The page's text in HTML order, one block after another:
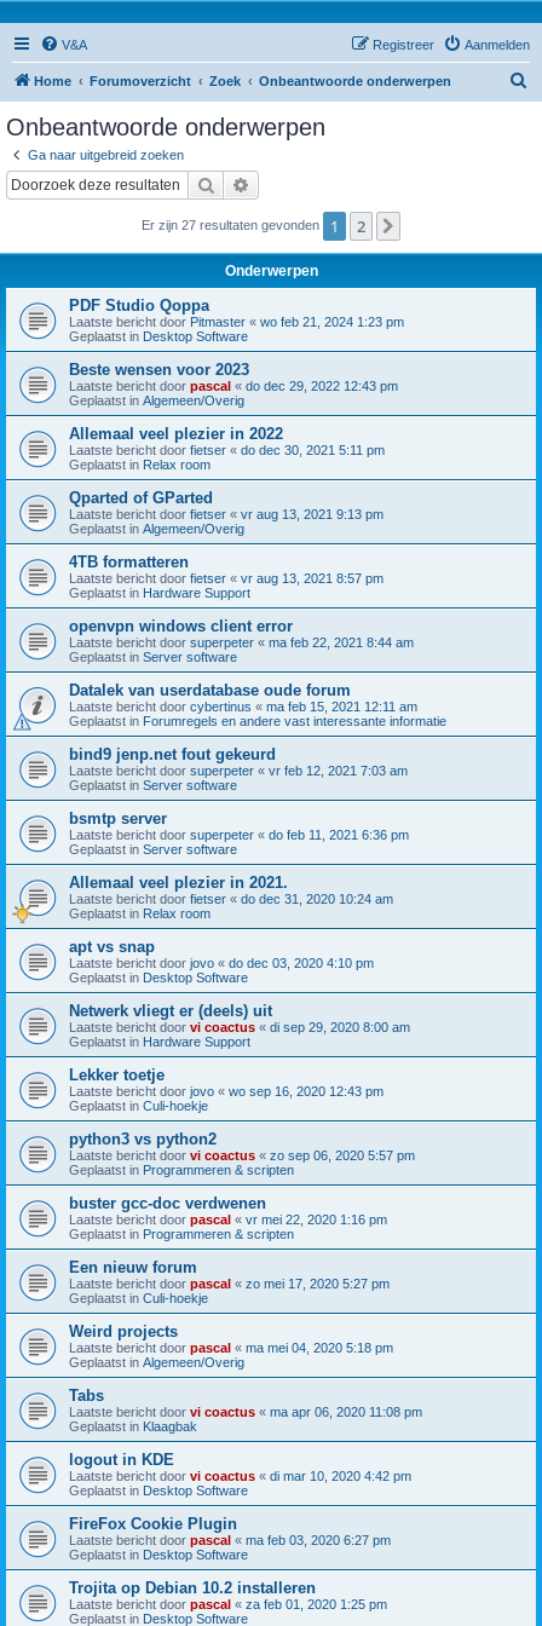
V&A Aanmelden
Registreer
Home Forumoverzicht Zoek Onbeantwoorde onderwerpen
Onbeantwoorde onderwerpen
Ga naar uitgebreid zoeken
Zoek
Er zijn 27 resultaten gevonden 1 2
Onderwerpen
PDF Studio Qoppa
Laatste bericht door Pitmaster « wo feb 21, 2024 1:23 pm
Geplaatst in Desktop Software
Beste wensen voor 2023
Laatste bericht door pascal « do dec 29, 2022 12:43 pm
Geplaatst in Algemeen/Overig
Allemaal veel plezier in 2022
Laatste bericht door fietser « do dec 30, 2021 5:11 pm
Geplaatst in Relax room
Qparted of GParted
Laatste bericht door fietser « vr aug 13, 2021 9:13 pm
Geplaatst in Algemeen/Overig
4TB formatteren
Laatste bericht door fietser « vr aug 13, 2021 8:57 pm
Geplaatst in Hardware Support
openvpn windows client error
Laatste bericht door superpeter « ma feb 22, 2021 8:44 am
Geplaatst in Server software
Datalek van userdatabase oude forum
Laatste bericht door cybertinus « ma feb 15, 2021 12:11 am
Geplaatst in Forumregels en andere vast interessante informatie
bind9 jenp.net fout gekeurd
Laatste bericht door superpeter « vr feb 12, 2021 7:03 am
Geplaatst in Server software
bsmtp server
Laatste bericht door superpeter « do feb 11, 2021 6:36 pm
Geplaatst in Server software
Allemaal veel plezier in 2021.
Laatste bericht door fietser « do dec 31, 2020 10:24 am
Geplaatst in Relax room
apt vs snap
Laatste bericht door jovo « do dec 03, 2020 4:10 pm
Geplaatst in Desktop Software
Netwerk vliegt er (deels) uit
Laatste bericht door vi coactus « di sep 29, 2020 8:00 am
Geplaatst in Hardware Support
Lekker toetje
Laatste bericht door jovo « wo sep 16, 2020 12:43 pm
Geplaatst in Culi-hoekje
python3 vs python2
Laatste bericht door vi coactus « zo sep 06, 2020 5:57 pm
Geplaatst in Programmeren & scripten
buster gcc-doc verdwenen
Laatste bericht door pascal « vr mei 22, 2020 1:16 pm
Geplaatst in Programmeren & scripten
Een nieuw forum
Laatste bericht door pascal « zo mei 17, 2020 5:27 pm
Geplaatst in Culi-hoekje
Weird projects
Laatste bericht door pascal « ma mei 04, 2020 5:18 pm
Geplaatst in Algemeen/Overig
Tabs
Laatste bericht door vi coactus « ma apr 06, 2020 11:08 pm
Geplaatst in Klaagbak
logout in KDE
Laatste bericht door vi coactus « di mar 10, 2020 4:42 pm
Geplaatst in Desktop Software
FireFox Cookie Plugin
Laatste bericht door pascal « ma feb 03, 2020 6:27 pm
Geplaatst in Desktop Software
Trojita op Debian 10.2 installeren
Laatste bericht door pascal « za feb 01, 2020 1:25 pm
Geplaatst in Desktop Software